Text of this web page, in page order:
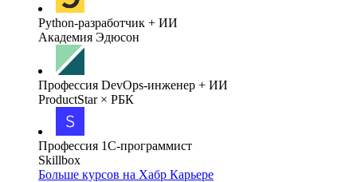
Python-разработчик + ИИ
Академия Эдюсон
Профессия DevOps-инженер + ИИ
ProductStar × РБК
Профессия 1С-программист
Skillbox
Больше курсов на Хабр Карьере